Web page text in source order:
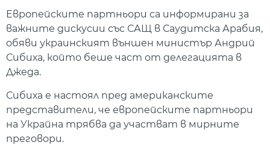
Европейските партньори са информирани за
важните дискусии със САЩ в Саудитска Арабия,
обяви украинският външен министър Андрий
Сибиха, който беше част от делегацията в
Джеда.
Сибиха е настоял пред американските
представители, че европейските партньори
на Украйна трябва да участват в мирните
преговори.